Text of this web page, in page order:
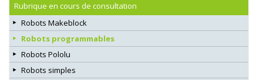
Rubrique en cours de consultation
Robots Makeblock
Robots programmables
Robots Pololu
Robots simples